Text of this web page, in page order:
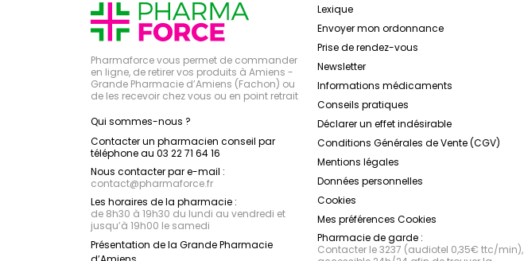
Pharmaforce vous permet de commander
en ligne, de retirer vos produits à Amiens -
Grande Pharmacie d’Amiens (Fachon) ou
de les recevoir chez vous ou en point retrait
Qui sommes-nous ?
Contacter un pharmacien conseil par
téléphone au 03 22 71 64 16
Nous contacter par e-mail :
contact@pharmaforce.fr
Les horaires de la pharmacie :
de 8h30 à 19h30 du lundi au vendredi et
jusqu’à 19h00 le samedi
Présentation de la Grande Pharmacie
Lexique
Envoyer mon ordonnance
Prise de rendez-vous
Newsletter
Informations médicaments
Conseils pratiques
Déclarer un effet indésirable
Conditions Générales de Vente (CGV)
Mentions légales
Données personnelles
Cookies
Mes préférences Cookies
Pharmacie de garde :
Contacter le 3237 (audiotel 0,35€ ttc/min),